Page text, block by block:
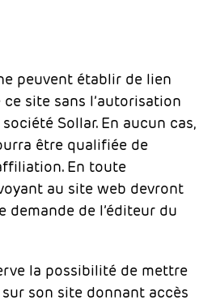
peuvent établir de lien
site sans l’autorisation
Sollar. En aucun cas,
être qualifiée de
En toute
au site web devront
demande de l’éditeur du
la possibilité de mettre
son site donnant accès